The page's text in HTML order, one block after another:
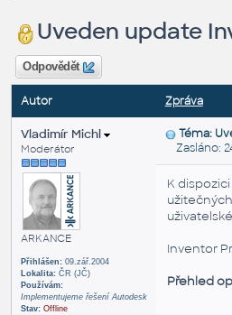
Uveden update
Odpovědět
Autor Zpráva
Vladimír Michl
Moderátor
ARKANCE
Přihlášen:09.zář.2004
Lokalita:ČR (JČ)
Používám:
Implementujeme řešení Autodesk
Stav: Offline
Téma:
Zasláno:
K
Inventor
Přehled